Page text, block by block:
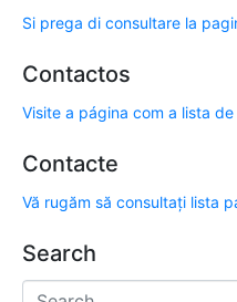
Si prega di consultare la
Contactos
Visite a página com a lista
Contacte
Vă rugăm să consultați lista
Search